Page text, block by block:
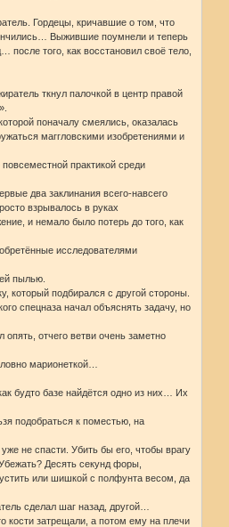
Гордецы, кричавшие о том, что
Выжившие поумнели и теперь
того, как восстановил своё тело,
ткнул палочкой в центр правой
поначалу смеялись, оказалась
маггловскими изобретениями и
практикой среди
два заклинания всего-навсего
взрывалось в руках
и немало было потерь до того, как
исследователями
пылью.
который подбирался с другой стороны.
спецназа начал объяснять задачу, но
отчего ветви очень заметно
марионеткой…
будто базе найдётся одно из них… Их
подобраться к поместью, на
не спасти. Убить бы его, чтобы врагу
Десять секунд форы,
или шишкой с полфунта весом, да
сделал шаг назад, другой…
кости затрещали, а потом ему на плечи